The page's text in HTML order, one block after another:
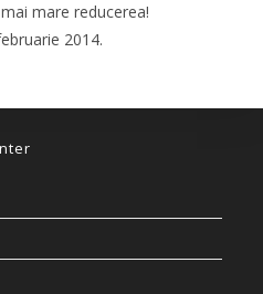
mare reducerea!
2014.